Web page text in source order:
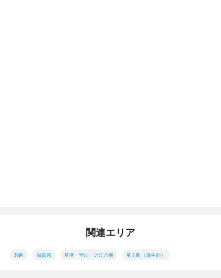
関連エリア
関西 滋賀県 草津・守山・近江八幡 竜王町（蒲生郡）